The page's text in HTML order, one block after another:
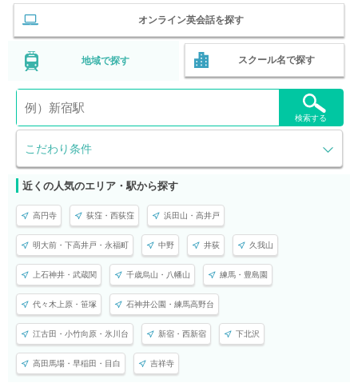
オンライン英会話を探す
地域で探す スクール名で探す
こだわり条件
検索する
近くの人気のエリア・駅から探す
高円寺 荻窪・西荻窪 浜田山・高井戸
明大前・下高井戸・永福町 中野 井荻 久我山
上石神井・武蔵関 千歳烏山・八幡山 練馬・豊島園
代々木上原・笹塚 石神井公園・練馬高野台
江古田・小竹向原・氷川台 新宿・西新宿 下北沢
高田馬場・早稲田・目白 吉祥寺